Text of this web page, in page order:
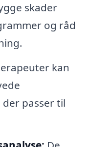
skader
og råd
kan
passer til